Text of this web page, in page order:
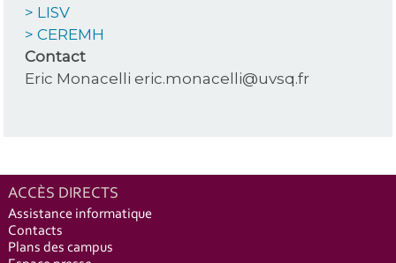
> LISV
> CEREMH
Contact
Eric Monacelli eric.monacelli@uvsq.fr
ACCÈS DIRECTS
Assistance informatique
Contacts
Plans des campus